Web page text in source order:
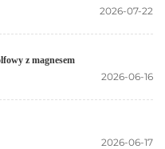
2026-07-22
z magnesem
2026-06-16
2026-06-17